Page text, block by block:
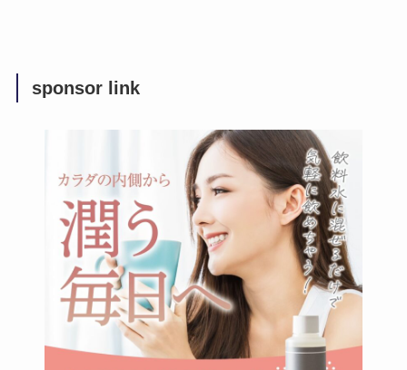
sponsor link